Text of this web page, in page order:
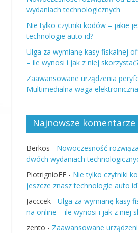
wydaniach technologicznych
Nie tylko czytniki kodów – jakie
technologie auto id?
Ulga za wymianę kasy fiskalnej
– ile wynosi i jak z niej
Zaawansowane urządzenia
Multimedialna waga
Najnowsze komentarze
Berkos - Nowoczesność
dwóch wydaniach
PiotrignioEF - Nie tylko czytniki
jeszcze znasz technologie auto
Jacccek - Ulga za wymianę kasy
na online – ile wynosi i jak z niej
zento - Zaawansowane